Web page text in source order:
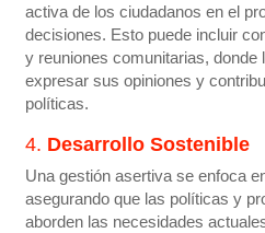
activa de los ciudadanos en el
decisiones. Esto puede incluir
y reuniones comunitarias, donde
expresar sus opiniones y
políticas.
4. Desarrollo Sostenible
Una gestión asertiva se enfoca
asegurando que las políticas y
aborden las necesidades